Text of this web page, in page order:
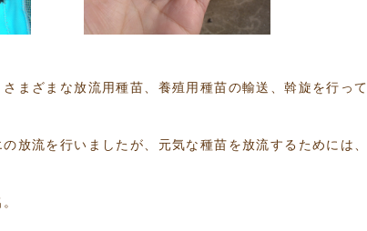
まざまな放流用種苗、養殖用種苗の輸送、斡旋を行って
放流を行いましたが、元気な種苗を放流するためには、